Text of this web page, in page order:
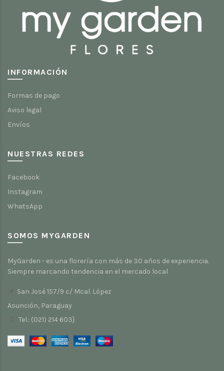
INFORMACIÓN
Formas de pago
Aviso legal
Envíos
NUESTRAS REDES
Facebook
Instagram
WhatsApp
SOMOS MYGARDEN
MyGarden - es una florería con más de 30 años de experiencia.
Siempre marcando tendencia en el mercado local
San José 157/9 c/ Mcal. López
Asunción, Paraguay
Tel.: (021) 214 603}